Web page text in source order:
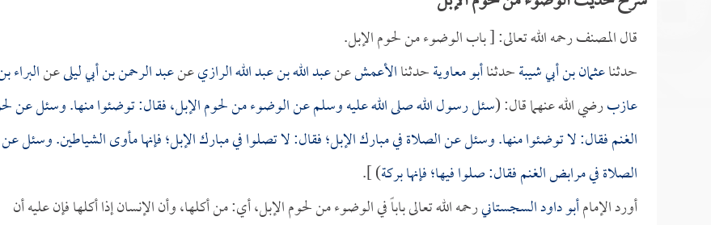
قال المصنف رحمه الله تعالى: [ باب الوضوء من لحوم الإبل.
حدثناعثمان بن أبي شيبةحدثناأبو معاويةحدثناالأعمشعنعبد الله بن عبد الله الرازيعنعبد الرحمن بن أبي ليلىعنالبراء
عازبرضي الله عنهما قال: (سئل رسول الله صلى الله عليه وسلم عن الوضوء من لحوم الإبل، فقال: توضئوا منها. وسئل عن
الغنم فقال: لا توضئوا منها. وسئل عن الصلاة في مبارك الإبل؛ فقال: لا تصلوا في مبارك الإبل؛ فإنها مأوى الشياطين. وسئل عن
الصلاة في مرابض الغنم فقال: صلوا فيها؛ فإنها بركة) ].
أورد الإمامأبو داود السجستانيرحمه الله تعالى باباً في الوضوء من لحوم الإبل، أي: من أكلها، وأن الإنسان إذا أكلها فإن عليه أن